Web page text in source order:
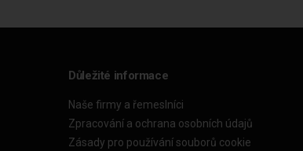
Důležité informace
Naše firmy a řemeslníci
Zpracování a ochrana osobních údajů
Zásady pro používání souborů cookie